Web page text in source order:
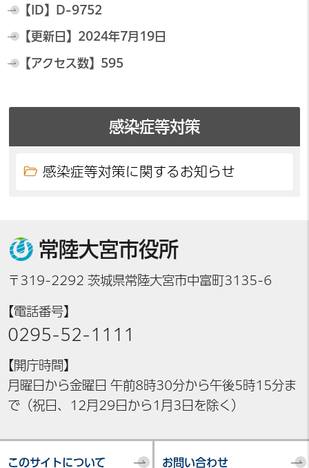
【ID】 D-9752
【更新日】 2024年7月19日
【アクセス数】 595
感染症等対策
感染症等対策に関するお知らせ
常陸大宮市役所
〒319-2292 茨城県常陸大宮市中富町3135-6
【電話番号】
0295-52-1111
【開庁時間】
月曜日から金曜日 午前8時30分から午後5時15分ま
で（祝日、12月29日から1月3日を除く）
このサイトについて お問い合わせ